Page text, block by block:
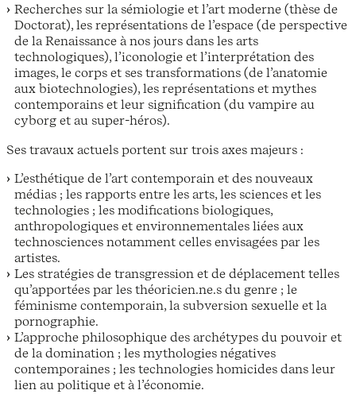
Recherches sur la sémiologie et l’art moderne (thèse de
Doctorat), les représentations de l’espace (de perspective
de la Renaissance à nos jours dans les arts
technologiques), l’iconologie et l’interprétation des
images, le corps et ses transformations (de l’anatomie
aux biotechnologies), les représentations et mythes
contemporains et leur signification (du vampire au
cyborg et au super-héros).
Ses travaux actuels portent sur trois axes majeurs :
L’esthétique de l’art contemporain et des nouveaux
médias ; les rapports entre les arts, les sciences et les
technologies ; les modifications biologiques,
anthropologiques et environnementales liées aux
technosciences notamment celles envisagées par les
artistes.
Les stratégies de transgression et de déplacement telles
qu’apportées par les théoricien.ne.s du genre ; le
féminisme contemporain, la subversion sexuelle et la
pornographie.
L’approche philosophique des archétypes du pouvoir et
de la domination ; les mythologies négatives
contemporaines ; les technologies homicides dans leur
lien au politique et à l’économie.